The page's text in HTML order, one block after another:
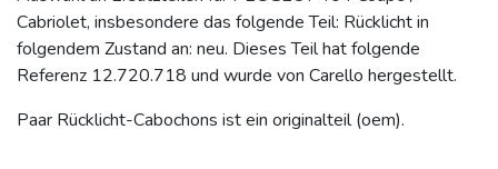
Cabriolet, insbesondere das folgende Teil: Rücklicht in
folgendem Zustand an: neu. Dieses Teil hat folgende
Referenz 12.720.718 und wurde von Carello hergestellt.
Paar Rücklicht-Cabochons ist ein originalteil (oem).